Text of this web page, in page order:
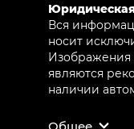
Вся
носит
Изображения
являются
наличии
Общее